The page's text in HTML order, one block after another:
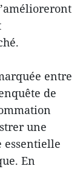
entre
de
une
essentielle
En